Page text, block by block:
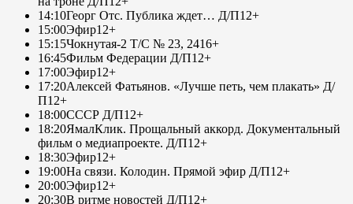
14:10Георг Отс. Публика ждет… Д/П12+
15:00Эфир12+
15:15Чокнутая-2 Т/С № 23, 2416+
16:45Фильм Федерации Д/П12+
17:00Эфир12+
17:20Алексей Фатьянов. «Лучше петь, чем плакать» Д/
П12+
18:00СССР Д/П12+
18:20ЯмалКлик. Прощальный аккорд. Документальный
фильм о медиапроекте. Д/П12+
18:30Эфир12+
19:00На связи. Колодин. Прямой эфир Д/П12+
20:00Эфир12+
20:30В ритме новостей Д/П12+